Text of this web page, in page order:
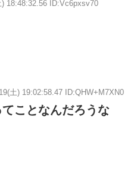
) 18:48:32.56 ID:Vc6pxsv70
土) 19:02:58.47 ID:QHW+M7XN0
ことなんだろうな